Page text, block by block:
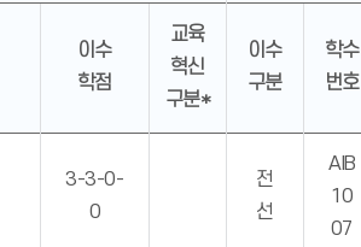
이수
학점
교육
혁신
구분*
이수
구분
학수
번호
3-3-0-
0
전
선
AIB
10
07